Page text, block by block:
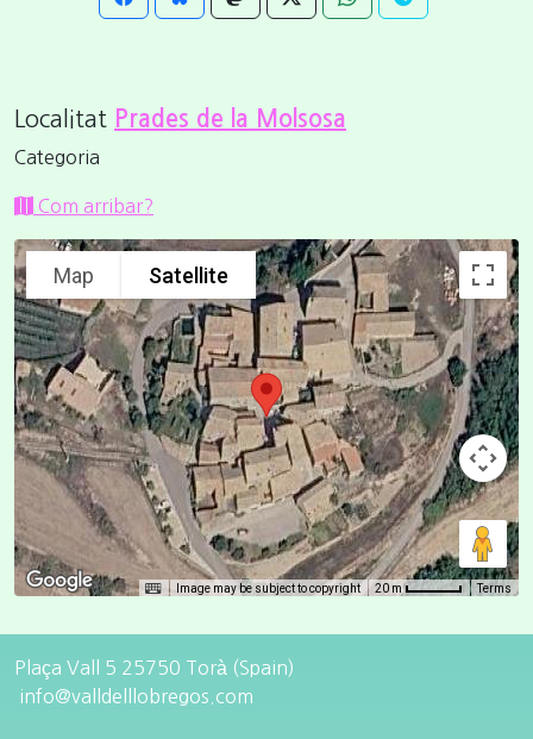
Localitat Prades de la Molsosa
Categoria
Com arribar?
Map Satellite
Image may be subject to copyright 20 m Terms
Plaça Vall 5 25750 Torà (Spain)
info@valldelllobregos.com